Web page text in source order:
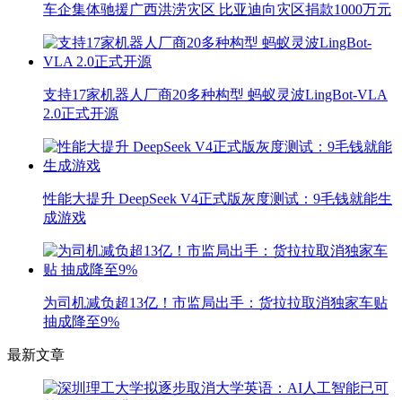
车企集体驰援广西洪涝灾区 比亚迪向灾区捐款1000万元
支持17家机器人厂商20多种构型 蚂蚁灵波LingBot-VLA
2.0正式开源
性能大提升 DeepSeek V4正式版灰度测试：9毛钱就能生
成游戏
为司机减负超13亿！市监局出手：货拉拉取消独家车贴
抽成降至9%
最新文章